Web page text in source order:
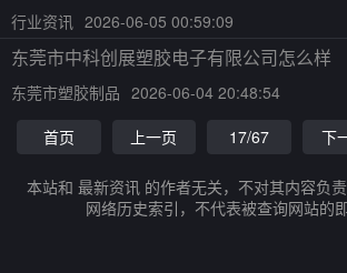
行业资讯 2026-06-05 00:59:09
东莞市中科创展塑胶电子有限公司怎么样
东莞市塑胶制品 2026-06-04 20:48:54
首页
上一页 17/67 下
本站和 最新资讯 的作者无关，不对其内容负
网络历史索引，不代表被查询网站的